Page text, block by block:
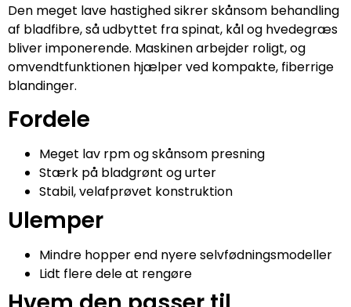
Den meget lave hastighed sikrer skånsom behandling
af bladfibre, så udbyttet fra spinat, kål og hvedegræs
bliver imponerende. Maskinen arbejder roligt, og
omvendtfunktionen hjælper ved kompakte, fiberrige
blandinger.
Fordele
Meget lav rpm og skånsom presning
Stærk på bladgrønt og urter
Stabil, velafprøvet konstruktion
Ulemper
Mindre hopper end nyere selvfødningsmodeller
Lidt flere dele at rengøre